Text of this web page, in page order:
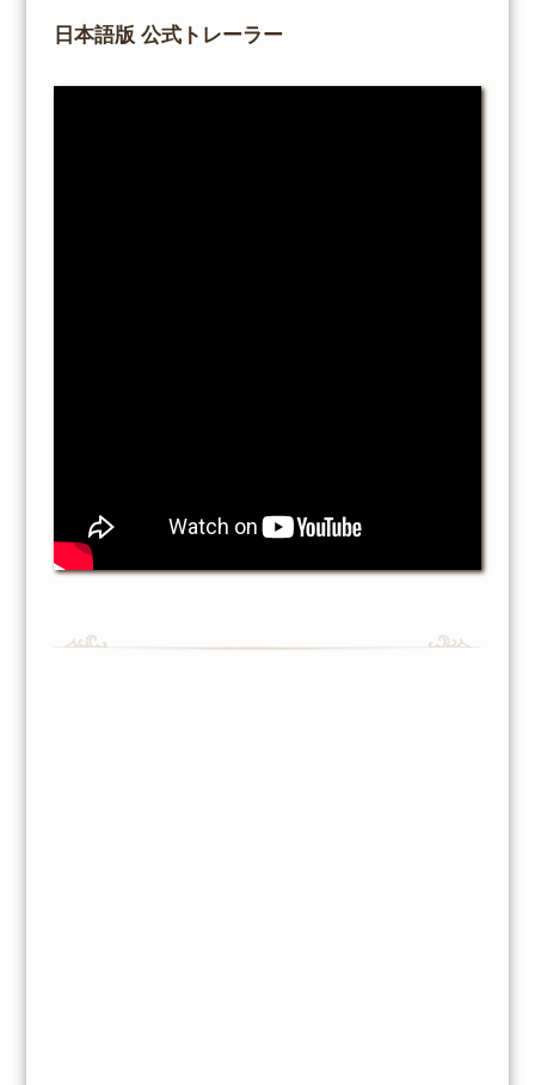
日本語版 公式トレーラー